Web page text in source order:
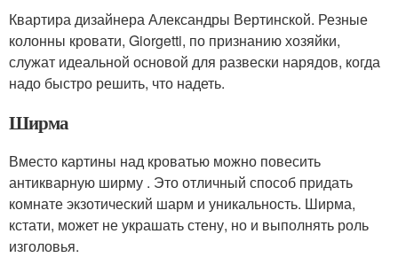
Квартира дизайнера Александры Вертинской. Резные
колонны кровати, Giorgetti, по признанию хозяйки,
служат идеальной основой для развески нарядов, когда
надо быстро решить, что надеть.
Ширма
Вместо картины над кроватью можно повесить
антикварную ширму . Это отличный способ придать
комнате экзотический шарм и уникальность. Ширма,
кстати, может не украшать стену, но и выполнять роль
изголовья.